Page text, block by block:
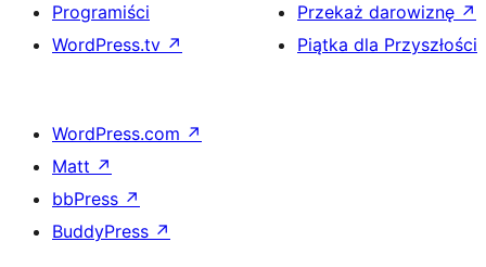
Programiści
WordPress.tv ↗
Przekaż darowiznę ↗
Piątka dla Przyszłości
WordPress.com ↗
Matt ↗
bbPress ↗
BuddyPress ↗